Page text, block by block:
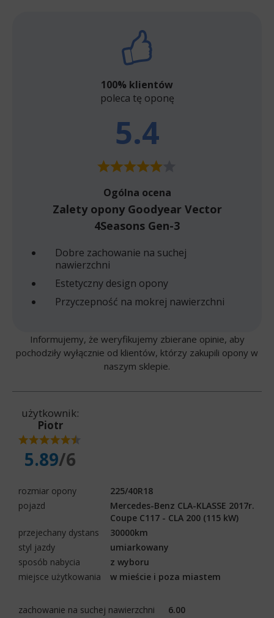
100% klientów
poleca tę oponę
5.4
Ogólna ocena
Zalety opony Goodyear Vector
4Seasons Gen-3
Dobre zachowanie na suchej
nawierzchni
Estetyczny design opony
Przyczepność na mokrej nawierzchni
Informujemy, że weryfikujemy zbierane opinie, aby
pochodziły wyłącznie od klientów, którzy zakupili opony w
naszym sklepie.
użytkownik:
Piotr
5.89/6
rozmiar opony
225/40R18
pojazd
Mercedes-Benz CLA-KLASSE 2017r.
Coupe C117 - CLA 200 (115 kW)
przejechany dystans
30000km
styl jazdy
umiarkowany
sposób nabycia
z wyboru
miejsce użytkowania
w mieście i poza miastem
zachowanie na suchej nawierzchni 6.00